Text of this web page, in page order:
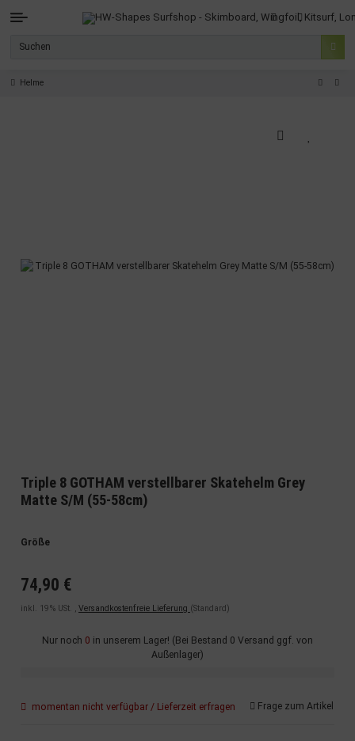
Helme
Triple 8 GOTHAM verstellbarer Skatehelm Grey
Matte S/M (55-58cm)
Größe
74,90 €
inkl. 19% USt. , Versandkostenfreie Lieferung (Standard)
Nur noch 0 in unserem Lager! (Bei Bestand 0 Versand ggf. von
Außenlager)
momentan nicht verfügbar / Lieferzeit erfragen Frage zum Artikel